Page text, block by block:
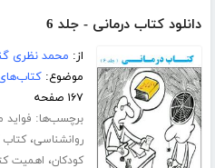
دانلود کتاب درمانی - جلد 6
از: محمد نظری
موضوع:
۱۶۷ صفحه
برچسب‌ها: فواید
روانشناسی،کتاب
کودکان، اهمیت